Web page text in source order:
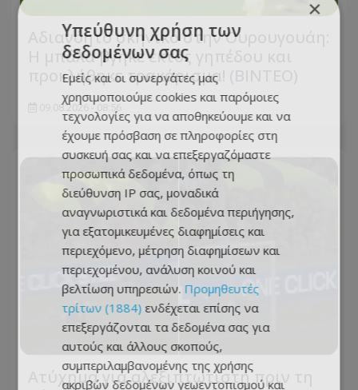
Αδιανόητο σκηνικό στην Ουρουγουάη:
Η μπάλα βγήκε εκτός γηπέδου και
προκλήθηκε τρακάρισμα! (BINTEO)
09.08.2026 - 08:56
Ατύχημα για αλεξιπτωτιστή πριν τη
×
Υπεύθυνη χρήση των
δεδομένων σας
Εμείς και οι συνεργάτες μας
χρησιμοποιούμε cookies και παρόμοιες
τεχνολογίες για να αποθηκεύουμε και να
έχουμε πρόσβαση σε πληροφορίες στη
συσκευή σας και να επεξεργαζόμαστε
προσωπικά δεδομένα, όπως τη
διεύθυνση IP σας, μοναδικά
αναγνωριστικά και δεδομένα περιήγησης,
για εξατομικευμένες διαφημίσεις και
περιεχόμενο, μέτρηση διαφημίσεων και
περιεχομένου, ανάλυση κοινού και
βελτίωση υπηρεσιών. Προμηθευτές
τρίτων (1884) ενδέχεται επίσης να
επεξεργάζονται τα δεδομένα σας για
αυτούς και άλλους σκοπούς,
συμπεριλαμβανομένης της χρήσης
ακριβών δεδομένων γεωεντοπισμού και